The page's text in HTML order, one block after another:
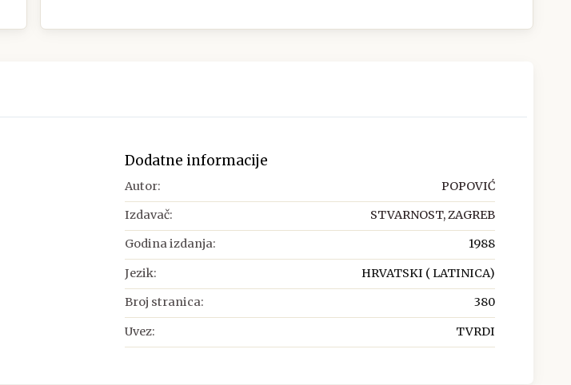
Dodatne informacije
Autor: POPOVIĆ
Izdavač: STVARNOST, ZAGREB
Godina izdanja: 1988
Jezik: HRVATSKI ( LATINICA)
Broj stranica: 380
Uvez: TVRDI